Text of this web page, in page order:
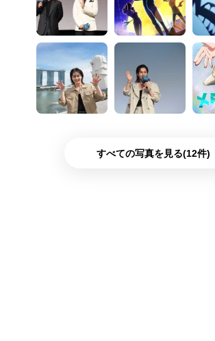
すべての写真を見る(12件)